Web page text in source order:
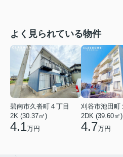
よく見られている物件
碧南市久沓町４丁目
2K (30.37㎡)
4.1万円
刈谷市池田町
2DK (39.60㎡)
4.7万円